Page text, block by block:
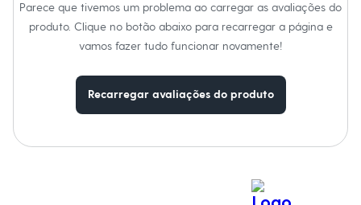
Calças
Camisetas e Regatas
Casacos e Jaquetas
Bolsas e Mochilas
Chapéus e Bonés
Carteiras
Parece que tivemos um problema ao carregar as avaliações do
produto. Clique no botão abaixo para recarregar a página e
vamos fazer tudo funcionar novamente!
Recarregar avaliações do produto